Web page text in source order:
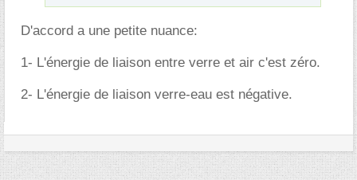
D'accord a une petite nuance:
1- L'énergie de liaison entre verre et air c'est zéro.
2- L'énergie de liaison verre-eau est négative.